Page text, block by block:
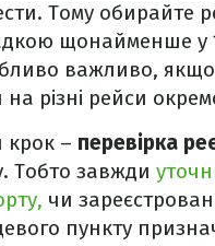
Тому обирайте
щонайменше у
важливо, якщо
на різні рейси
крок – перевірка
Тобто завжди
чи
пункту